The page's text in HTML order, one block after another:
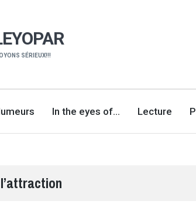
SÉRIEUX!!!
In the eyes of… Lecture